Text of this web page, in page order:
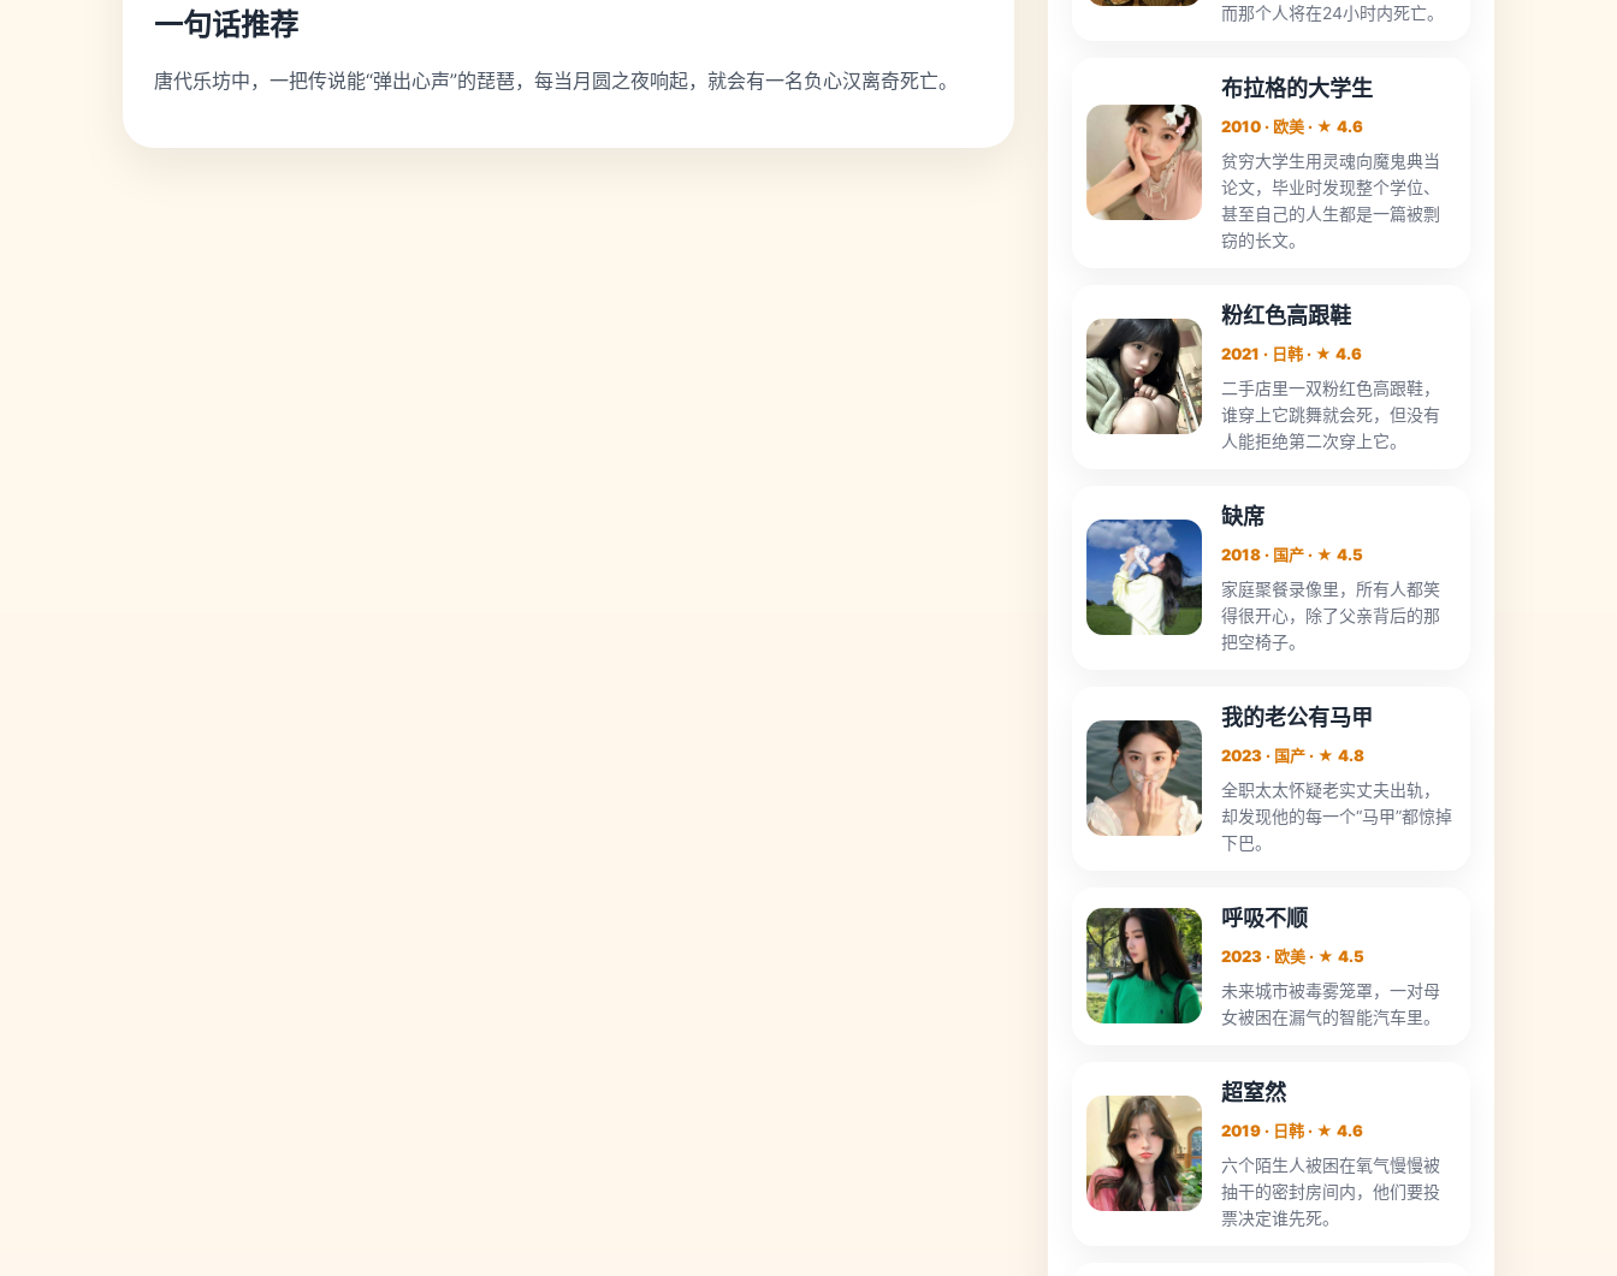
一句话推荐
唐代乐坊中，一把传说能“弹出心声”的琵琶，每当月圆之夜响起，就会有一名负心汉离奇死亡。
而那个人将在24小时内死亡。
布拉格的大学生
2010 · 欧美 · ★ 4.6
贫穷大学生用灵魂向魔鬼典当
论文，毕业时发现整个学位、
甚至自己的人生都是一篇被剽
窃的长文。
粉红色高跟鞋
2021 · 日韩 · ★ 4.6
二手店里一双粉红色高跟鞋，
谁穿上它跳舞就会死，但没有
人能拒绝第二次穿上它。
缺席
2018 · 国产 · ★ 4.5
家庭聚餐录像里，所有人都笑
得很开心，除了父亲背后的那
把空椅子。
我的老公有马甲
2023 · 国产 · ★ 4.8
全职太太怀疑老实丈夫出轨，
却发现他的每一个“马甲”都惊掉
下巴。
呼吸不顺
2023 · 欧美 · ★ 4.5
未来城市被毒雾笼罩，一对母
女被困在漏气的智能汽车里。
超窒然
2019 · 日韩 · ★ 4.6
六个陌生人被困在氧气慢慢被
抽干的密封房间内，他们要投
票决定谁先死。